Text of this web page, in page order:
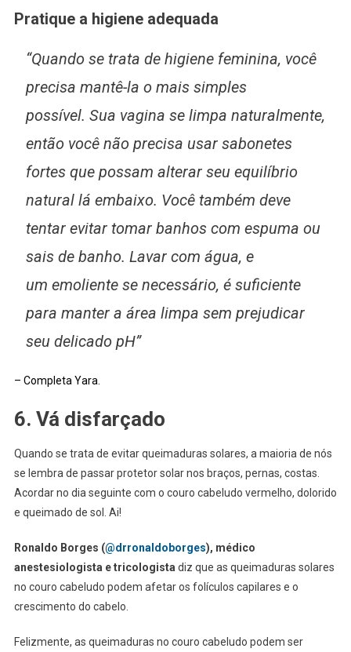
Pratique a higiene adequada
“Quando se trata de higiene feminina, você
precisa mantê-la o mais simples
possível. Sua vagina se limpa naturalmente,
então você não precisa usar sabonetes
fortes que possam alterar seu equilíbrio
natural lá embaixo. Você também deve
tentar evitar tomar banhos com espuma ou
sais de banho. Lavar com água, e
um emoliente se necessário, é suficiente
para manter a área limpa sem prejudicar
seu delicado pH”
– Completa Yara.
6. Vá disfarçado
Quando se trata de evitar queimaduras solares, a maioria de nós
se lembra de passar protetor solar nos braços, pernas, costas.
Acordar no dia seguinte com o couro cabeludo vermelho, dolorido
e queimado de sol. Ai!
Ronaldo Borges (@drronaldoborges), médico
anestesiologista e tricologistadiz que as queimaduras solares
no couro cabeludo podem afetar os folículos capilares e o
crescimento do cabelo.
Felizmente, as queimaduras no couro cabeludo podem ser